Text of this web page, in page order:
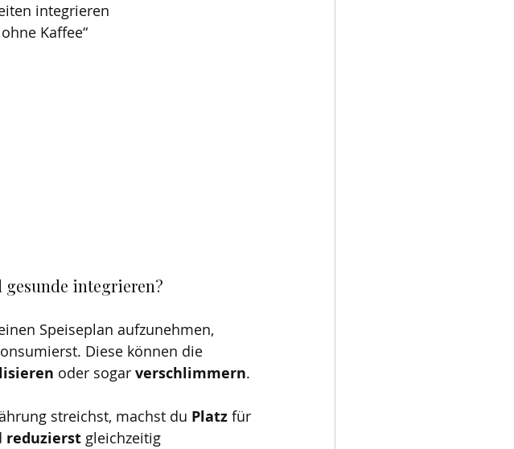
integrieren
Kaffee“
integrieren?
Speiseplan aufzunehmen,
Diese können die
oder sogar verschlimmern.
streichst, machst du Platz für
reduzierst gleichzeitig